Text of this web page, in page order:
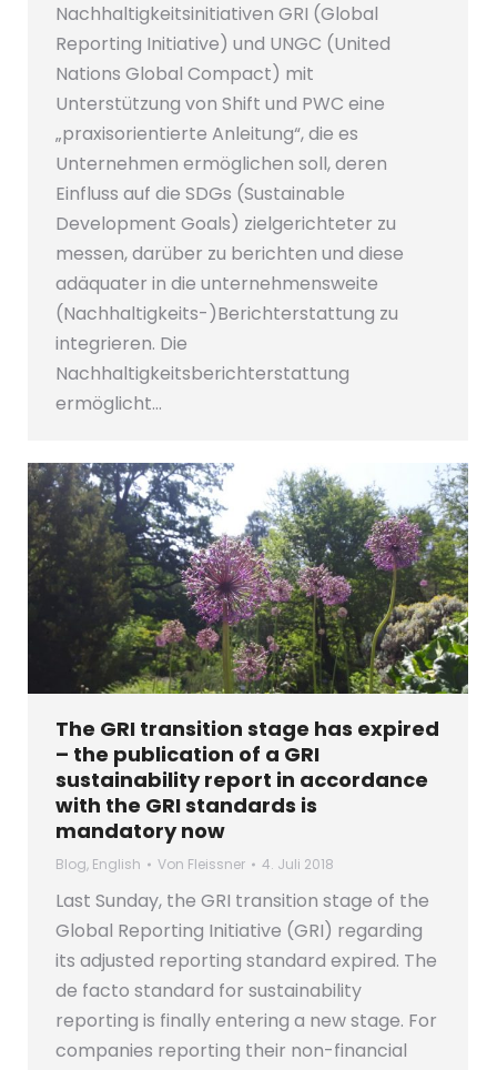
Nachhaltigkeitsinitiativen GRI (Global
Reporting Initiative) und UNGC (United
Nations Global Compact) mit
Unterstützung von Shift und PWC eine
„praxisorientierte Anleitung“, die es
Unternehmen ermöglichen soll, deren
Einfluss auf die SDGs (Sustainable
Development Goals) zielgerichteter zu
messen, darüber zu berichten und diese
adäquater in die unternehmensweite
(Nachhaltigkeits-)Berichterstattung zu
integrieren. Die
Nachhaltigkeitsberichterstattung
ermöglicht…
The GRI transition stage has expired
– the publication of a GRI
sustainability report in accordance
with the GRI standards is
mandatory now
Blog, English Von Fleissner 4. Juli 2018
Last Sunday, the GRI transition stage of the
Global Reporting Initiative (GRI) regarding
its adjusted reporting standard expired. The
de facto standard for sustainability
reporting is finally entering a new stage. For
companies reporting their non-financial